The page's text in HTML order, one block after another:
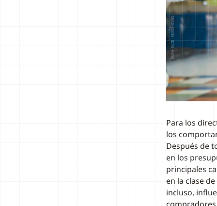
Para los
los
Después de
en los
principales
en la clase
incluso,